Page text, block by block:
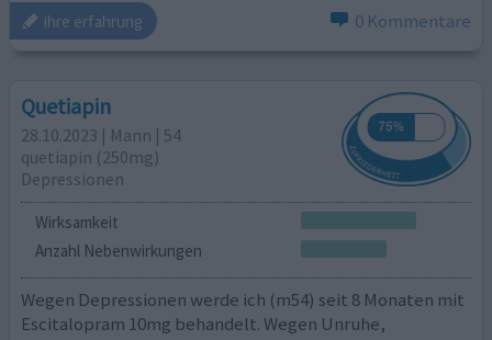
ihre erfahrung 0 Kommentare
Quetiapin
28.10.2023 | Mann | 54
quetiapin (250mg)
Depressionen
Wirksamkeit
Anzahl Nebenwirkungen
Wegen Depressionen werde ich (m54) seit 8 Monaten mit
Escitalopram 10mg behandelt. Wegen Unruhe,